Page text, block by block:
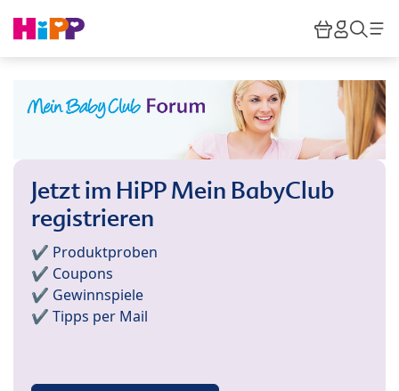
HiPP
Jetzt im HiPP Mein BabyClub
registrieren
✔️ Produktproben
✔️ Coupons
✔️ Gewinnspiele
✔️ Tipps per Mail